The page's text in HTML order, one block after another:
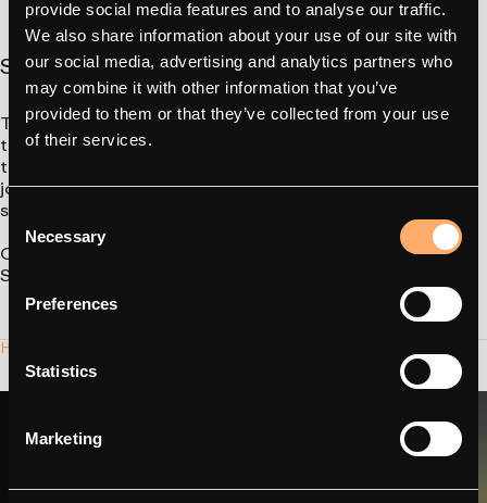
provide social media features and to analyse our traffic.
We also share information about your use of our site with
our social media, advertising and analytics partners who
may combine it with other information that you’ve
provided to them or that they’ve collected from your use
of their services.
Consent
Selection
Necessary
Preferences
Statistics
Marketing
Sähköinen tulevaisuus
Tämä Godalenin koulun tarina osoittaa, miten koulutuksen ja
teollisuuden välinen yhteistyö voi edistää tulevaisuuden
teknologioiden oppimista. Ehkä nämä oppilaat kehittävät
jonain päivänä seuraavat suuret innovaatiot automaation ja
sähköautojen latauksen alalla.
Opiskelijat käyttivät
Seuraa meitä
Haluatko työskennellä kanssamme?